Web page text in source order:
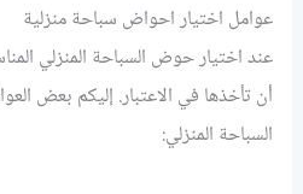
عوامل اختيار احواض سباحة منزلية
عند اختيار حوض السباحة المنزلي
أن تأخذها في الاعتبار. إليكم بعض
السباحة المنزلي: